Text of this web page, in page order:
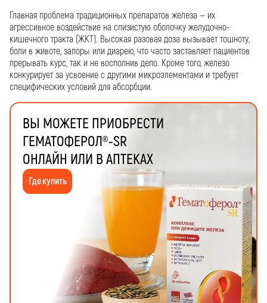
Главная проблема традиционных препаратов железа — их
агрессивное воздействие на слизистую оболочку желудочно-
кишечного тракта (ЖКТ). Высокая разовая доза вызывает тошноту,
боли в животе, запоры или диарею, что часто заставляет пациентов
прерывать курс, так и не восполнив депо. Кроме того, железо
конкурирует за усвоение с другими микроэлементами и требует
специфических условий для абсорбции.
ВЫ МОЖЕТЕ ПРИОБРЕСТИ
ГЕМАТОФЕРОЛ®-SR
ОНЛАЙН ИЛИ В АПТЕКАХ
Где купить